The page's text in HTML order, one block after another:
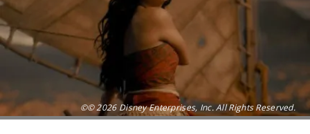
©© 2026 Disney Enterprises, Inc. All Rights Reserved.